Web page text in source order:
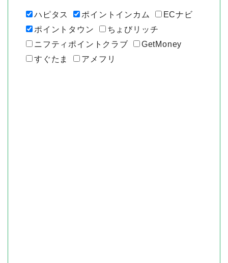
ハピタス ポイントインカム
ECナビ
ポイントタウン
ちょびリッチ
ニフティポイントクラブ
GetMoney
すぐたま
アメフリ